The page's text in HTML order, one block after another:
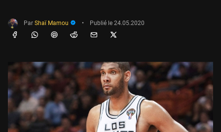
Par Shaï Mamou • Publié le 24.05.2020